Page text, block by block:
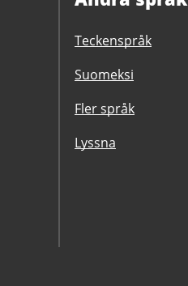
Teckenspråk
Suomeksi
Fler språk
Lyssna